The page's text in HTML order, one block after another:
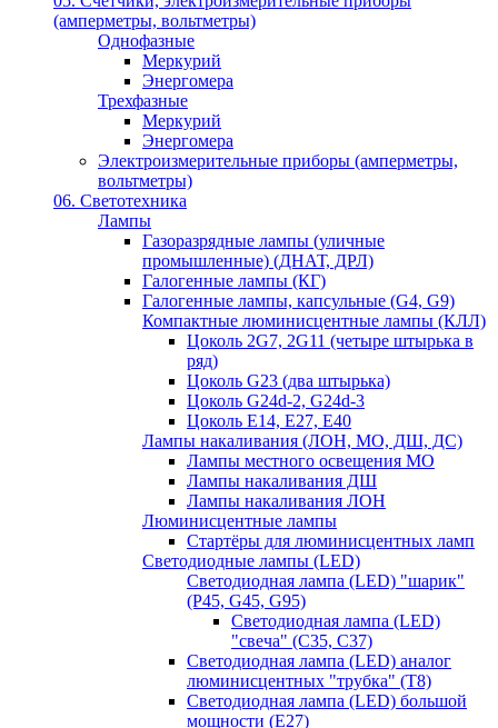
(амперметры, вольтметры)
Однофазные
Меркурий
Энергомера
Трехфазные
Меркурий
Энергомера
Электроизмерительные приборы (амперметры,
вольтметры)
06. Светотехника
Лампы
Газоразрядные лампы (уличные
промышленные) (ДНАТ, ДРЛ)
Галогенные лампы (КГ)
Галогенные лампы, капсульные (G4, G9)
Компактные люминисцентные лампы (КЛЛ)
Цоколь 2G7, 2G11 (четыре штырька в
ряд)
Цоколь G23 (два штырька)
Цоколь G24d-2, G24d-3
Цоколь Е14, Е27, Е40
Лампы накаливания (ЛОН, МО, ДШ, ДС)
Лампы местного освещения МО
Лампы накаливания ДШ
Лампы накаливания ЛОН
Люминисцентные лампы
Стартёры для люминисцентных ламп
Светодиодные лампы (LED)
Светодиодная лампа (LED) "шарик"
(P45, G45, G95)
Светодиодная лампа (LED)
"свеча" (С35, С37)
Светодиодная лампа (LED) аналог
люминисцентных "трубка" (T8)
Светодиодная лампа (LED) большой
мощности (Е27)